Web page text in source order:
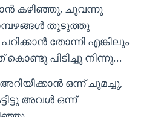
കഴിഞ്ഞു, ചുവന്നു
തുടുത്തു
തോന്നി എങ്കിലും
പിടിച്ചു നിന്നു…
ഒന്ന് ചുമച്ചു,
അവൾ ഒന്ന്